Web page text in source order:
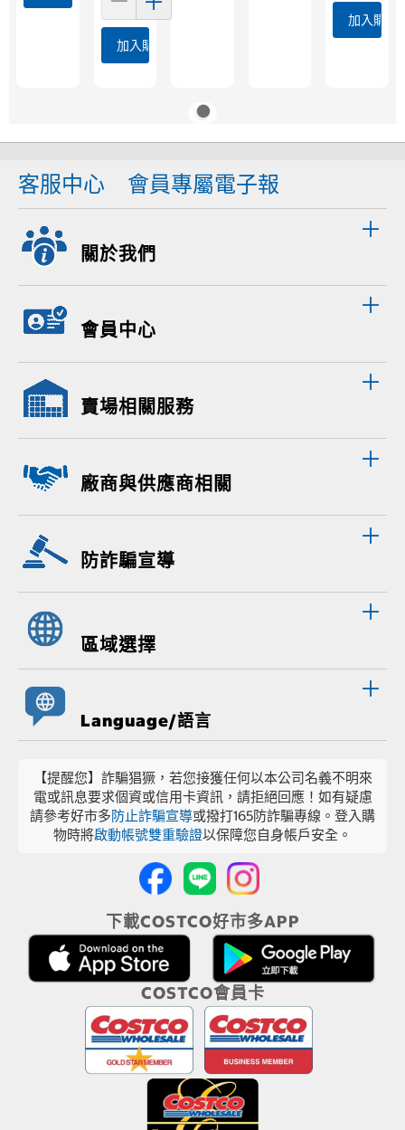
加入購物車
加入購物
客服中心 會員專屬電子報
關於我們
會員中心
賣場相關服務
廠商與供應商相關
防詐騙宣導
區域選擇
Language/語言
【提醒您】詐騙猖獗，若您接獲任何以本公司名義不明來
電或訊息要求個資或信用卡資訊，請拒絕回應！如有疑慮
請參考好市多防止詐騙宣導或撥打165防詐騙專線。登入購
物時將啟動帳號雙重驗證以保障您自身帳戶安全。
下載COSTCO好市多APP
COSTCO會員卡